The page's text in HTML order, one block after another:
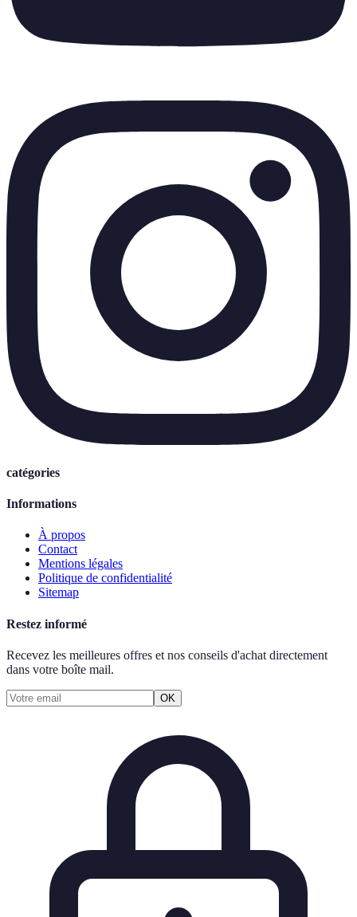
catégories
Informations
À propos
Contact
Mentions légales
Politique de confidentialité
Sitemap
Restez informé
Recevez les meilleures offres et nos conseils d'achat directement
dans votre boîte mail.
OK